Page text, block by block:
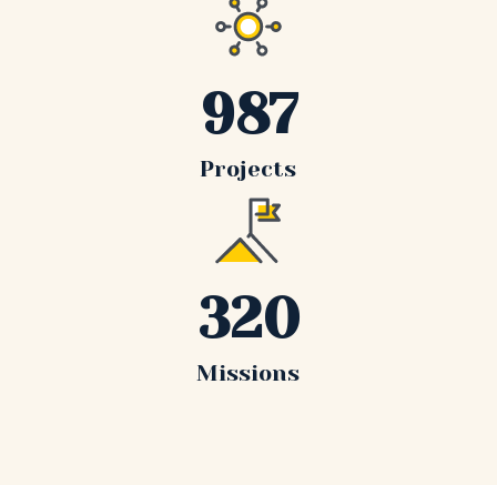
Projects
987
Missions
320